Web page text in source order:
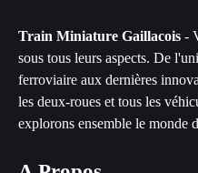
Train Miniature Gaillacois -
sous tous leurs aspects. De
ferroviaire aux dernières
les deux-roues et tous les
explorons ensemble le monde